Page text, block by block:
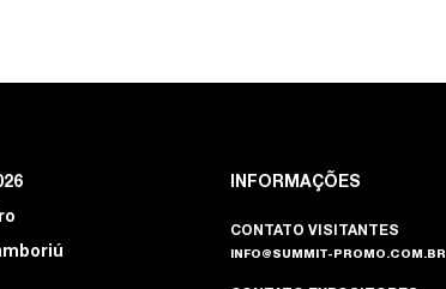
INFORMAÇÕES
CONTATO VISITANTES
INFO@SUMMIT-PROMO.COM.BR